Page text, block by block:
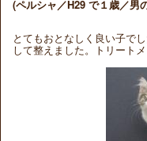
(ペルシャ／H29 で１歳／男
とてもおとなしく良い子で
して整えました。トリート